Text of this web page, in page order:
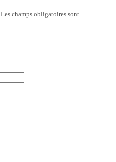
Les champs obligatoires sont